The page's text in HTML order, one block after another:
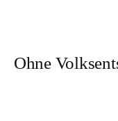
Ohne